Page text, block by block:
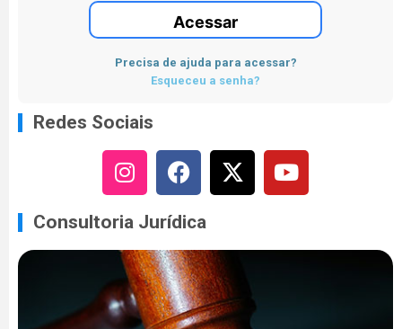
Acessar
Precisa de ajuda para acessar?
Esqueceu a senha?
Redes Sociais
Consultoria Jurídica